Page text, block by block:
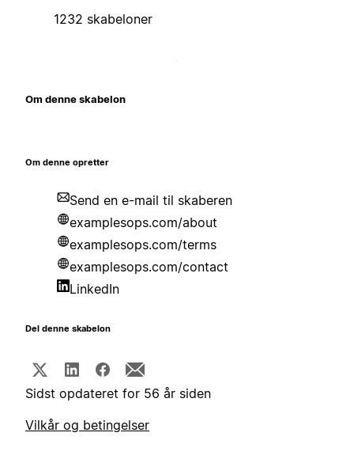
1232 skabeloner
Om denne skabelon
Om denne opretter
Send en e-mail til skaberen
examplesops.com/about
examplesops.com/terms
examplesops.com/contact
LinkedIn
Del denne skabelon
Sidst opdateret for 56 år siden
Vilkår og betingelser